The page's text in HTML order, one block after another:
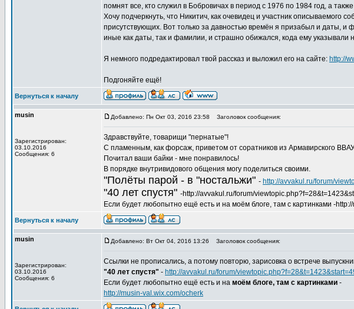
помнят все, кто служил в Бобровичах в период с 1976 по 1984 год, а
Хочу подчеркнуть, что Никитич, как очевидец и участник описываемого
присутствующих. Вот только за давностью времён я призабыл и даты,
иные как даты, так и фамилии, и страшно обижался, кода ему указывали
Я немного подредактировал твой рассказ и выложил его на сайте: http://
Подгоняйте ещё!
Вернуться к началу
musin
Зарегистрирован:
03.10.2016
Сообщения: 6
Добавлено: Пн Окт 03, 2016 23:58 Заголовок сообщения:
Здравствуйте, товарищи "пернатые"!
С пламенным, как форсаж, приветом от соратников из Армавирского
Почитал ваши байки - мне понравилось!
В порядке внутривидового общения могу поделиться своими.
"Полёты парой - в "ностальжи" - http://avvakul.ru/forum/
"40 лет спустя" -http://avvakul.ru/forum/
Если будет любопытно ещё есть и на моём блоге, там с картинками -
Вернуться к началу
musin
Зарегистрирован:
03.10.2016
Сообщения: 6
Добавлено: Вт Окт 04, 2016 13:26 Заголовок сообщения:
Ссылки не прописались, а потому повторю, зарисовка о встрече
"40 лет спустя" - http://avvakul.ru/forum/
Если будет любопытно ещё есть и на моём блоге, там с картинками -
http://musin-val.wix.com/ocherk